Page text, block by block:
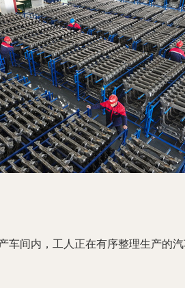
间内，工人正在有序整理生产的